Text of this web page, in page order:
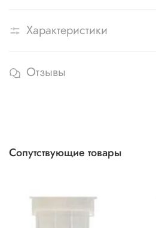
Характеристики
Отзывы
Сопутствующие товары